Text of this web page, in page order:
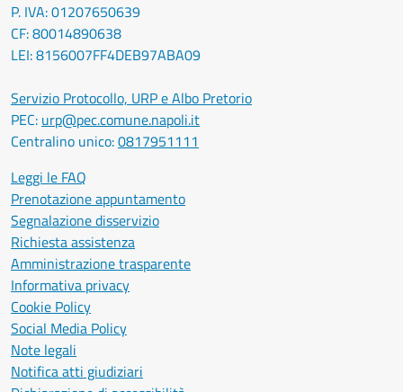
P. IVA: 01207650639
CF: 80014890638
LEI: 8156007FF4DEB97ABA09
Servizio Protocollo, URP e Albo Pretorio
PEC: urp@pec.comune.napoli.it
Centralino unico:0817951111
Leggi le FAQ
Prenotazione appuntamento
Segnalazione disservizio
Richiesta assistenza
Amministrazione trasparente
Informativa privacy
Cookie Policy
Social Media Policy
Note legali
Notifica atti giudiziari